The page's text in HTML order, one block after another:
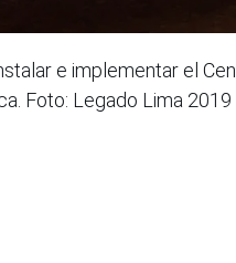
e implementar el
Foto: Legado Lima 2019